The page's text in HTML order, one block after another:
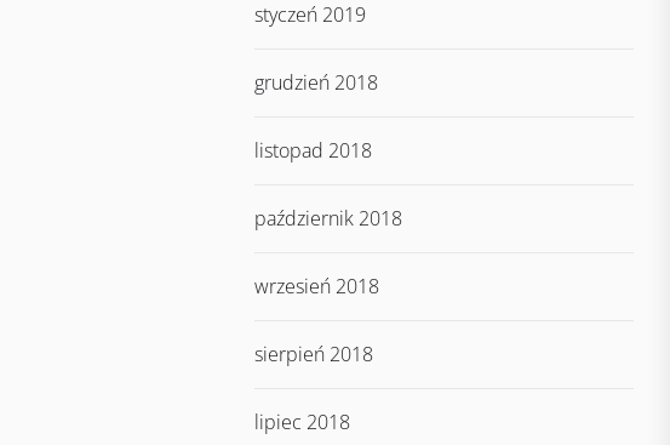
styczeń 2019
grudzień 2018
listopad 2018
październik 2018
wrzesień 2018
sierpień 2018
lipiec 2018